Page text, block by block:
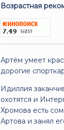
Возрастная
Артём умеет
дорогие
Идиллия
охотятся и
Хромова есть
Артова и занял